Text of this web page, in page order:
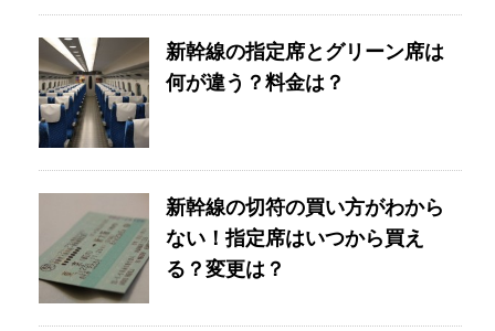
新幹線の指定席とグリーン席は
何が違う？料金は？
新幹線の切符の買い方がわから
ない！指定席はいつから買え
る？変更は？